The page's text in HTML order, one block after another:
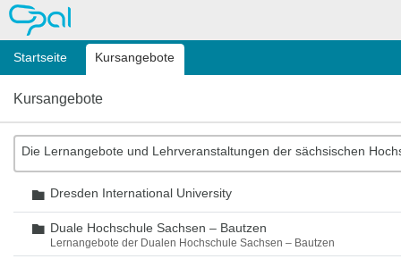
OPAL
Startseite Kursangebote
Kursangebote
Die Lernangebote und Lehrveranstaltungen der sächsischen
Ordner
Dresden International University
Ordner
Duale Hochschule Sachsen – Bautzen
Lernangebote der Dualen Hochschule Sachsen – Bautzen